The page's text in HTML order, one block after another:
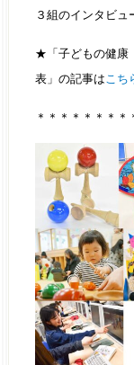
３組のインタビ
★「子どもの健康
表」の記事は こち
＊＊＊＊＊＊＊＊